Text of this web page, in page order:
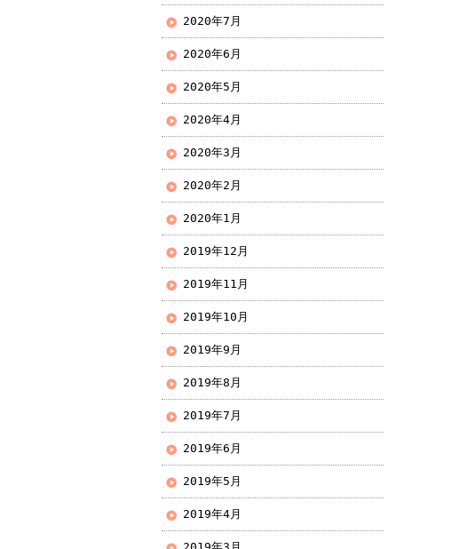
2020年7月
2020年6月
2020年5月
2020年4月
2020年3月
2020年2月
2020年1月
2019年12月
2019年11月
2019年10月
2019年9月
2019年8月
2019年7月
2019年6月
2019年5月
2019年4月